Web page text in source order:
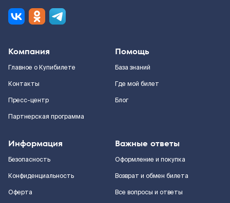
Компания
Главное о Купибилете
Контакты
Пресс-центр
Партнерская программа
Помощь
База знаний
Где мой билет
Блог
Информация
Безопасность
Конфиденциальность
Оферта
Важные ответы
Оформление и покупка
Возврат и обмен билета
Все вопросы и ответы